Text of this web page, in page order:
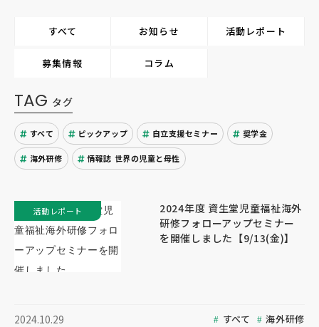
すべて お知らせ 活動レポート
募集情報 コラム
TAG タグ
すべて ピックアップ 自立支援セミナー 奨学金
海外研修 情報誌 世界の児童と母性
2024年度 資生堂児童福祉海外
研修フォローアップセミナー
を開催しました【9/13(金)】
2024.10.29 すべて 海外研修
活動レポート